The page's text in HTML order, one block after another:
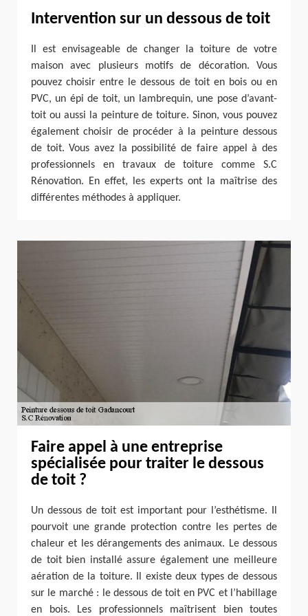
Intervention sur un dessous de toit
Il est envisageable de changer la toiture de votre
maison avec plusieurs motifs de décoration. Vous
pouvez choisir entre le dessous de toit en bois ou en
PVC, un épi de toit, un lambrequin, une pose d’avant-
toit ou aussi la peinture de toiture. Sinon, vous pouvez
également choisir de procéder à la peinture dessous
de toit. Vous avez la possibilité de faire appel à des
professionnels en travaux de toiture comme S.C
Rénovation. En effet, les experts ont la maîtrise des
différentes méthodes à appliquer.
Faire appel à une entreprise
spécialisée pour traiter le dessous
de toit ?
Un dessous de toit est important pour l’esthétisme. Il
pourvoit une grande protection contre les pertes de
chaleur et les dérangements des animaux. Le dessous
de toit bien installé assure également une meilleure
aération de la toiture. Il existe deux types de dessous
sur le marché : le dessous de toit en PVC et l’habillage
en bois. Les professionnels maîtrisent bien toutes